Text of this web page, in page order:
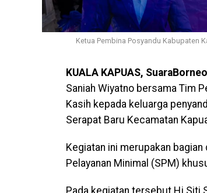
Ketua Pembina Posyandu Kabupaten
KUALA KAPUAS,
Saniah Wiyatno bersama Tim
Kasih kepada keluarga
Serapat Baru Kecamatan
Kegiatan ini merupakan
Pelayanan Minimal (SPM)
Pada kegiatan tersebut Hj Siti